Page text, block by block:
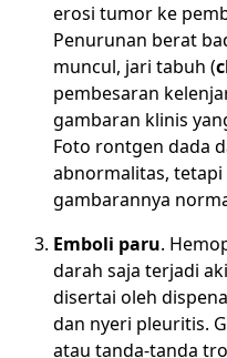
erosi tumor ke
Penurunan berat
muncul, jari tabuh (
pembesaran
gambaran klinis
Foto rontgen dada
abnormalitas,
gambarannya
Emboli paru.
darah saja terjadi
disertai oleh
dan nyeri pleuritis.
atau tanda-tanda